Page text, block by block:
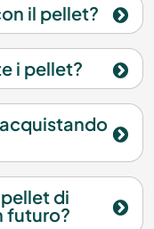
il pellet?
i pellet?
di
futuro?